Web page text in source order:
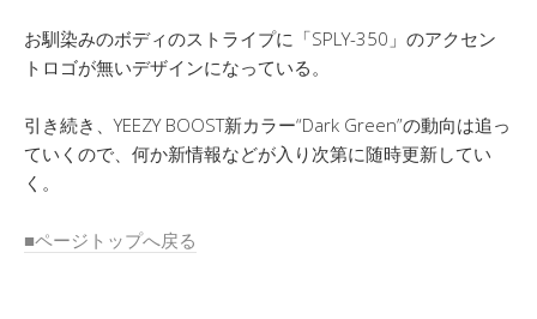
お馴染みのボディのストライプに「SPLY-350」のアクセン
トロゴが無いデザインになっている。
引き続き、YEEZY BOOST新カラー“Dark Green”の動向は追っ
ていくので、何か新情報などが入り次第に随時更新してい
く。
■ページトップへ戻る